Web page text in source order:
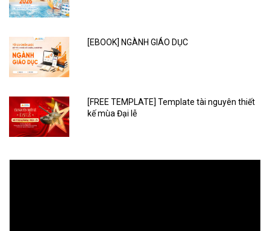
[EBOOK] NGÀNH GIÁO DỤC
[FREE TEMPLATE] Template tài nguyên thiết
kế mùa Đại lễ